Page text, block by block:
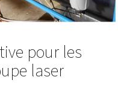
d’azotede
: Plus d’interruptions